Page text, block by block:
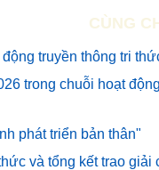
CÙNG
truyền thông tri
trong chuỗi hoạt
phát triển bản thân"
và tổng kết trao